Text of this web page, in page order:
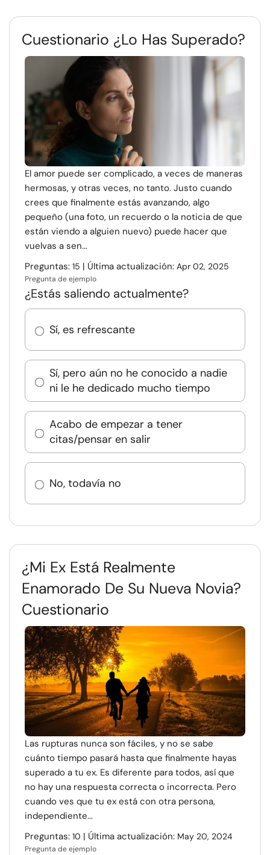
Cuestionario ¿Lo Has Superado?
El amor puede ser complicado, a veces de maneras
hermosas, y otras veces, no tanto. Justo cuando
crees que finalmente estás avanzando, algo
pequeño (una foto, un recuerdo o la noticia de que
están viendo a alguien nuevo) puede hacer que
vuelvas a sen...
Preguntas: 15 | Última actualización: Apr 02, 2025
Pregunta de ejemplo
¿Estás saliendo actualmente?
Sí, es refrescante
Sí, pero aún no he conocido a nadie
ni le he dedicado mucho tiempo
Acabo de empezar a tener
citas/pensar en salir
No, todavía no
¿Mi Ex Está Realmente
Enamorado De Su Nueva Novia?
Cuestionario
Las rupturas nunca son fáciles, y no se sabe
cuánto tiempo pasará hasta que finalmente hayas
superado a tu ex. Es diferente para todos, así que
no hay una respuesta correcta o incorrecta. Pero
cuando ves que tu ex está con otra persona,
independiente...
Preguntas: 10 | Última actualización: May 20, 2024
Pregunta de ejemplo